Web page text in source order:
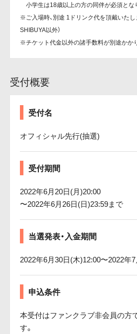
小学生は18歳以上の方の同伴が必須とな
※ご入場時、別途 1ドリンク代を頂戴いたし
SHIBUYA以外）
※チケット代金以外の諸手数料が別途かか
受付概要
受付名
オフィシャル先行(抽選)
受付期間
2022年6月20日(月)20:00
〜2022年6月26日(日)23:59まで
当選発表・入金期間
2022年6月30日(木)12:00〜2022年
申込条件
本受付はファンクラブ非会員の方
す。